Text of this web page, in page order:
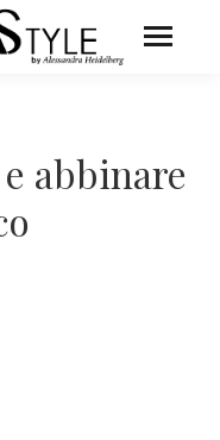
abbinare